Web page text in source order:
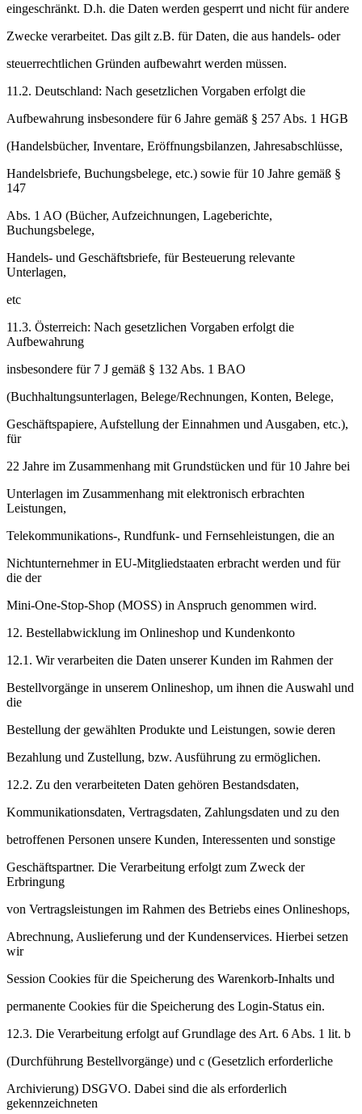
eingeschränkt. D.h. die Daten werden gesperrt und nicht für andere
Zwecke verarbeitet. Das gilt z.B. für Daten, die aus handels- oder
steuerrechtlichen Gründen aufbewahrt werden müssen.
11.2. Deutschland: Nach gesetzlichen Vorgaben erfolgt die
Aufbewahrung insbesondere für 6 Jahre gemäß § 257 Abs. 1 HGB
(Handelsbücher, Inventare, Eröffnungsbilanzen, Jahresabschlüsse,
Handelsbriefe, Buchungsbelege, etc.) sowie für 10 Jahre gemäß §
147
Abs. 1 AO (Bücher, Aufzeichnungen, Lageberichte,
Buchungsbelege,
Handels- und Geschäftsbriefe, für Besteuerung relevante
Unterlagen,
etc
11.3. Österreich: Nach gesetzlichen Vorgaben erfolgt die
Aufbewahrung
insbesondere für 7 J gemäß § 132 Abs. 1 BAO
(Buchhaltungsunterlagen, Belege/Rechnungen, Konten, Belege,
Geschäftspapiere, Aufstellung der Einnahmen und Ausgaben, etc.),
für
22 Jahre im Zusammenhang mit Grundstücken und für 10 Jahre bei
Unterlagen im Zusammenhang mit elektronisch erbrachten
Leistungen,
Telekommunikations-, Rundfunk- und Fernsehleistungen, die an
Nichtunternehmer in EU-Mitgliedstaaten erbracht werden und für
die der
Mini-One-Stop-Shop (MOSS) in Anspruch genommen wird.
12. Bestellabwicklung im Onlineshop und Kundenkonto
12.1. Wir verarbeiten die Daten unserer Kunden im Rahmen der
Bestellvorgänge in unserem Onlineshop, um ihnen die Auswahl und
die
Bestellung der gewählten Produkte und Leistungen, sowie deren
Bezahlung und Zustellung, bzw. Ausführung zu ermöglichen.
12.2. Zu den verarbeiteten Daten gehören Bestandsdaten,
Kommunikationsdaten, Vertragsdaten, Zahlungsdaten und zu den
betroffenen Personen unsere Kunden, Interessenten und sonstige
Geschäftspartner. Die Verarbeitung erfolgt zum Zweck der
Erbringung
von Vertragsleistungen im Rahmen des Betriebs eines Onlineshops,
Abrechnung, Auslieferung und der Kundenservices. Hierbei setzen
wir
Session Cookies für die Speicherung des Warenkorb-Inhalts und
permanente Cookies für die Speicherung des Login-Status ein.
12.3. Die Verarbeitung erfolgt auf Grundlage des Art. 6 Abs. 1 lit. b
(Durchführung Bestellvorgänge) und c (Gesetzlich erforderliche
Archivierung) DSGVO. Dabei sind die als erforderlich
gekennzeichneten